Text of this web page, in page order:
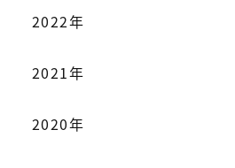
2022年
2021年
2020年